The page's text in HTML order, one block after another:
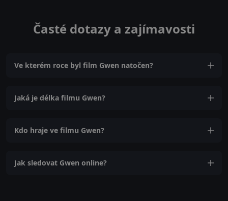
Časté dotazy a zajímavosti
Ve kterém roce byl film Gwen natočen?
Jaká je délka filmu Gwen?
Kdo hraje ve filmu Gwen?
Jak sledovat Gwen online?